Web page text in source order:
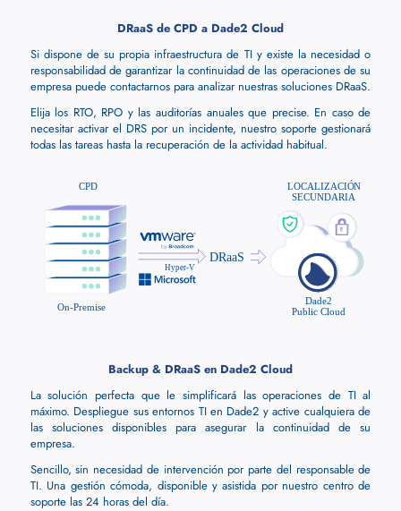
DRaaS de CPD a Dade2 Cloud
Si dispone de su propia infraestructura de TI y existe la necesidad o
responsabilidad de garantizar la continuidad de las operaciones de su
empresa puede contactarnos para analizar nuestras soluciones DRaaS.
Elija los RTO, RPO y las auditorías anuales que precise. En caso de
necesitar activar el DRS por un incidente, nuestro soporte gestionará
todas las tareas hasta la recuperación de la actividad habitual.
Backup & DRaaS en Dade2 Cloud
La solución perfecta que le simplificará las operaciones de TI al
máximo. Despliegue sus entornos TI en Dade2 y active cualquiera de
las soluciones disponibles para asegurar la continuidad de su
empresa.
Sencillo, sin necesidad de intervención por parte del responsable de
TI. Una gestión cómoda, disponible y asistida por nuestro centro de
soporte las 24 horas del día.